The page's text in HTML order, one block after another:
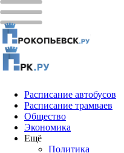
Расписание автобусов
Расписание трамваев
Общество
Экономика
Ещё
Политика